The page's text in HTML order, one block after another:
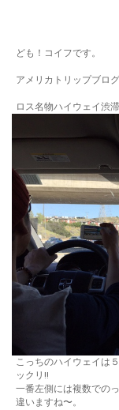
ども！コイフです。
アメリカトリップブロ
ロス名物ハイウェイ渋
こっちのハイウェイは
ックリ!!
一番左側には複数での
違いますね〜。